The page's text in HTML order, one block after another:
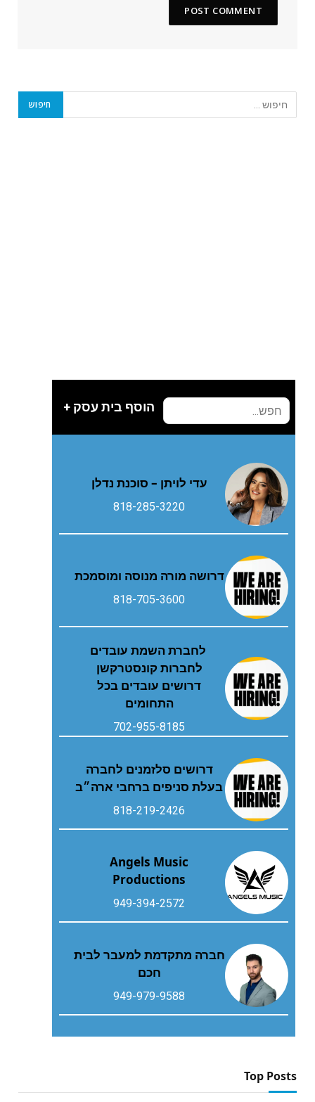
הוסף בית עסק +
עדי לויתן – סוכנת נדלן
818-285-3220
דרושה מורה מנוסה ומוסמכת
818-705-3600
לחברת השמת עובדים
לחברות קונסטרקשן
דרושים עובדים בכל
התחומים
702-955-8185
דרושים סלזמנים לחברה
בעלת סניפים ברחבי ארה״ב
818-219-2426
Angels Music
Productions
949-394-2572
חברה מתקדמת למעבר לבית
חכם
949-979-9588
Top Posts